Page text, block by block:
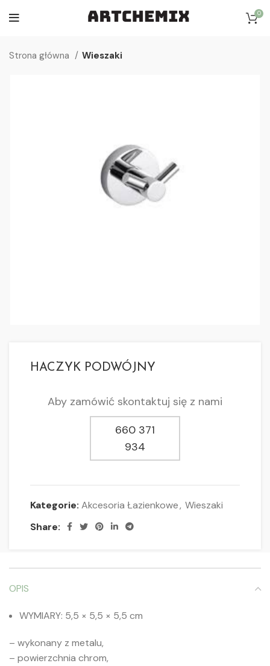
0
Strona główna Wieszaki
HACZYK PODWÓJNY
Aby zamówić skontaktuj się z nami
660 371
934
Kategorie: Akcesoria Łazienkowe, Wieszaki
Share:
OPIS
WYMIARY: 5,5 × 5,5 × 5,5 cm
– wykonany z metalu,
– powierzchnia chrom,